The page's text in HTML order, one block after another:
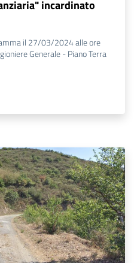
incardinato
il 27/03/2024 alle ore
Generale - Piano Terra